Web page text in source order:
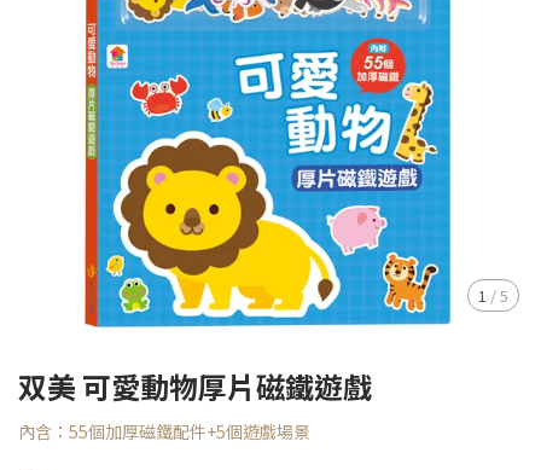
1 /5
双美 可愛動物厚片磁鐵遊戲
內含：55個加厚磁鐵配件+5個遊戲場景